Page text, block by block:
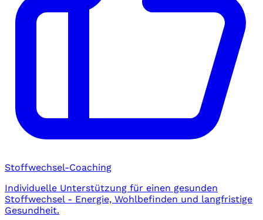
Stoffwechsel-Coaching
Individuelle Unterstützung für einen gesunden
Stoffwechsel - Energie, Wohlbefinden und langfristige
Gesundheit.